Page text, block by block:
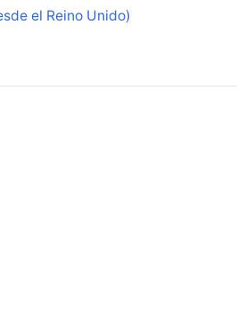
el Reino Unido)